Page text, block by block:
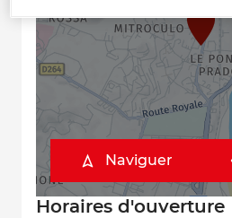
Horaires d'ouverture
Naviguer